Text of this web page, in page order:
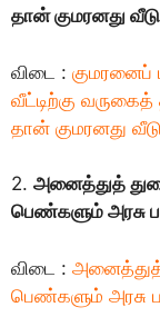
தான் குமரனது
விடை : குமரனைப்
வீட்டிற்கு
தான் குமரனது
2. அனைத்துத்
பெண்களும் அரசு
விடை :
பெண்களும் அரசு